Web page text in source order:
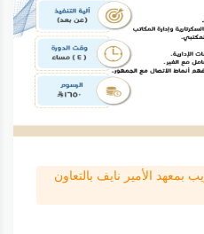
بمعهد الأمير نايف بالتعاون